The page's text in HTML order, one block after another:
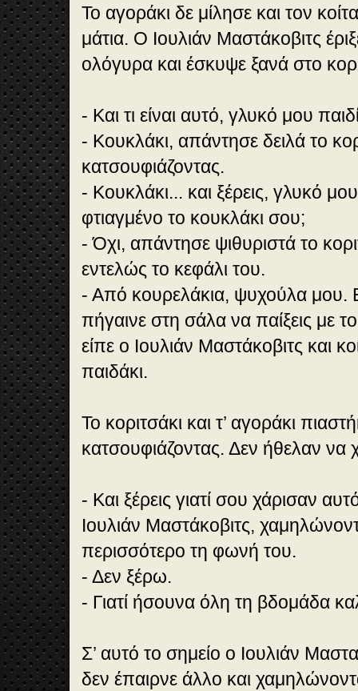
Το αγοράκι δε μίλησε και τον
μάτια. Ο Ιουλιάν Μαστάκοβιτς
ολόγυρα και έσκυψε ξανά στο
- Και τι είναι αυτό, γλυκό μου
- Κουκλάκι, απάντησε δειλά το
κατσουφιάζοντας.
- Κουκλάκι... και ξέρεις, γλυκό μου
φτιαγμένο το κουκλάκι σου;
- Όχι, απάντησε ψιθυριστά το
εντελώς το κεφάλι του.
- Από κουρελάκια, ψυχούλα μου.
πήγαινε στη σάλα να παίξεις με
είπε ο Ιουλιάν Μαστάκοβιτς και
παιδάκι.
Το κοριτσάκι και τ’ αγοράκι
κατσουφιάζοντας. Δεν ήθελαν να
- Και ξέρεις γιατί σου χάρισαν
Ιουλιάν Μαστάκοβιτς,
περισσότερο τη φωνή του.
- Δεν ξέρω.
- Γιατί ήσουνα όλη τη βδομάδα
Σ’ αυτό το σημείο ο Ιουλιάν
δεν έπαιρνε άλλο και